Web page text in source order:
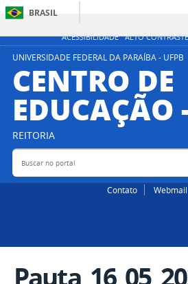
ACESSIBILIDADE ALTO CONTRASTE
BRASIL
UNIVERSIDADE FEDERAL DA PARAÍBA - UFPB
CENTRO DE
EDUCAÇÃO
REITORIA
Buscar no portal
Contato Webmail